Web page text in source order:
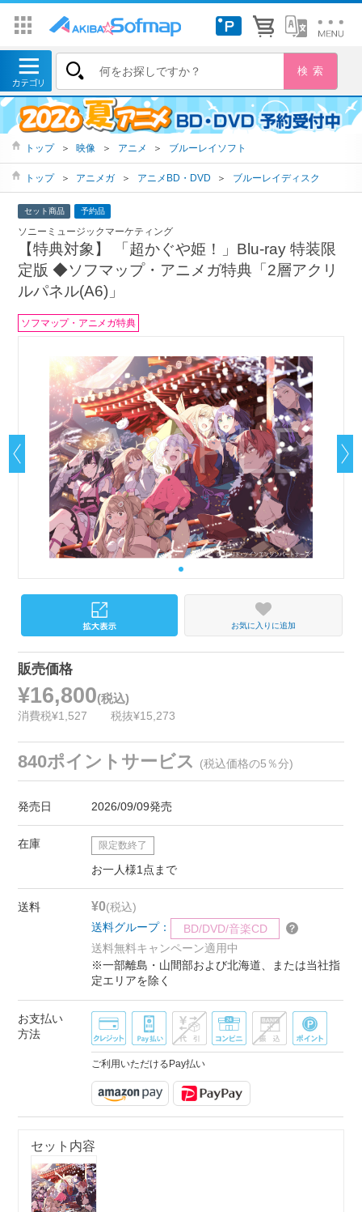
トップ ＞ 映像 ＞ アニメ ＞ ブルーレイソフト
トップ ＞ アニメガ ＞ アニメBD・DVD ＞ ブルーレイディスク
セット商品 予約品
ソニーミュージックマーケティング
【特典対象】 「超かぐや姫！」Blu-ray 特装限
定版 ◆ソフマップ・アニメガ特典「2層アクリ
ルパネル(A6)」
ソフマップ・アニメガ特典
お気に入りに追加
販売価格
¥16,800(税込)
消費税¥1,527 税抜¥15,273
840ポイントサービス (税込価格の5％分)
発売日 2026/09/09発売
在庫 限定数終了
お一人様1点まで
送料 ¥0(税込)
送料グループ：
BD/DVD/音楽CD
送料無料キャンペーン適用中
※一部離島・山間部および北海道、または当社指
定エリアを除く
お支払い
方法
ご利用いただけるPay払い
セット内容